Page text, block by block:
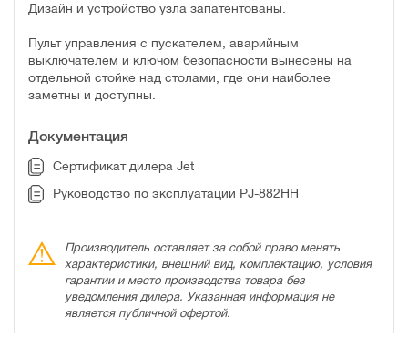
Дизайн и устройство узла запатентованы.
Пульт управления с пускателем, аварийным
выключателем и ключом безопасности вынесены на
отдельной стойке над столами, где они наиболее
заметны и доступны.
Документация
Сертификат дилера Jet
Руководство по эксплуатации PJ-882HH
Производитель оставляет за собой право менять
характеристики, внешний вид, комплектацию, условия
гарантии и место производства товара без
уведомления дилера. Указанная информация не
является публичной офертой.